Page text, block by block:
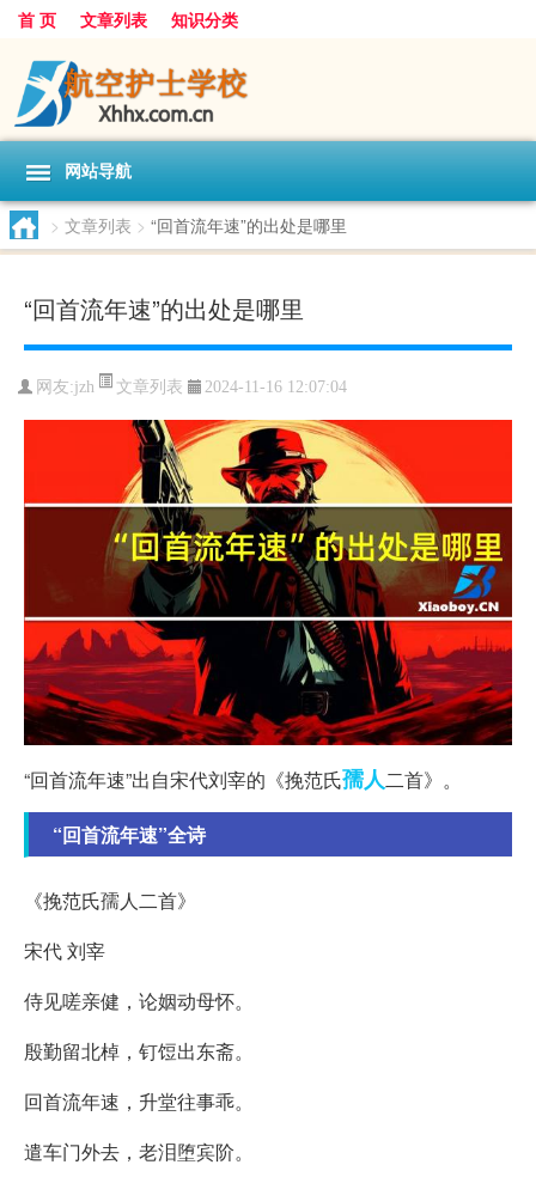
首 页 文章列表 知识分类
网站导航
> 文章列表 > “回首流年速”的出处是哪里
“回首流年速”的出处是哪里
网友:jzh 文章列表 2024-11-16 12:07:04
“回首流年速”出自宋代刘宰的《挽范氏孺人二首》。
“回首流年速”全诗
《挽范氏孺人二首》
宋代 刘宰
侍见嗟亲健，论姻动母怀。
殷勤留北棹，钉饾出东斋。
回首流年速，升堂往事乖。
遣车门外去，老泪堕宾阶。